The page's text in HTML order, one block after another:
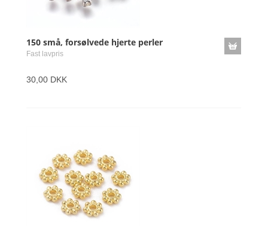
150 små, forsølvede hjerte perler
Fast lavpris
30,00 DKK